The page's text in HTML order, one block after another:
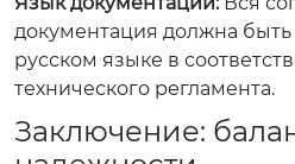
документация должна
русском языке в
технического регламента.
Заключение: